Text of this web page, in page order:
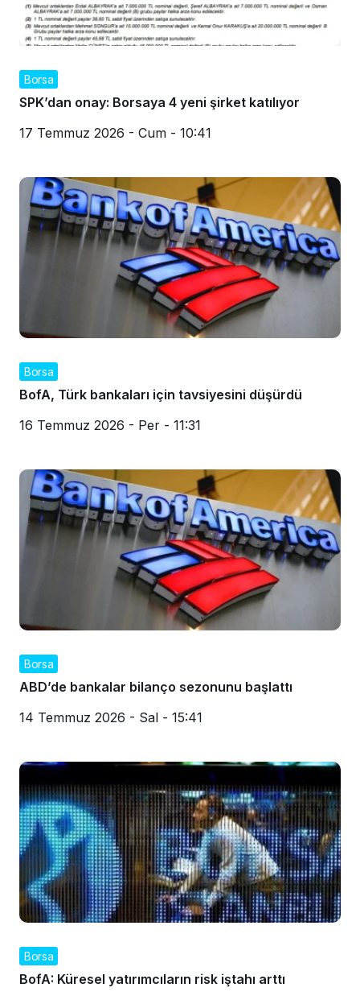
Borsa
SPK’dan onay: Borsaya 4 yeni şirket katılıyor
17 Temmuz 2026 - Cum - 10:41
Borsa
BofA, Türk bankaları için tavsiyesini düşürdü
16 Temmuz 2026 - Per - 11:31
Borsa
ABD’de bankalar bilanço sezonunu başlattı
14 Temmuz 2026 - Sal - 15:41
Borsa
BofA: Küresel yatırımcıların risk iştahı arttı